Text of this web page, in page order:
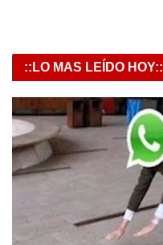
::LO MAS LEÍDO HOY::